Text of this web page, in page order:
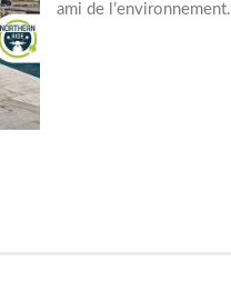
ami de l’environnement.